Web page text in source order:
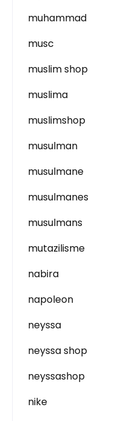
muhammad
musc
muslim shop
muslima
muslimshop
musulman
musulmane
musulmanes
musulmans
mutazilisme
nabira
napoleon
neyssa
neyssa shop
neyssashop
nike